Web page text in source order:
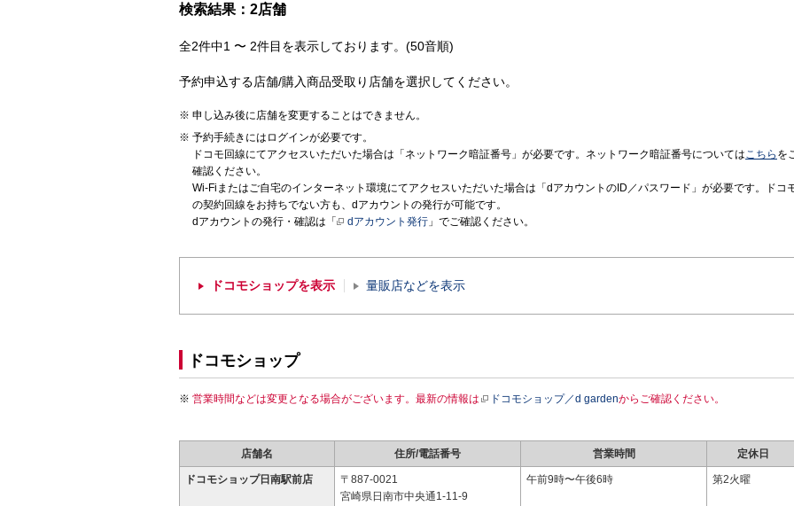
検索結果：2店舗
全2件中1 〜 2件目を表示しております。(50音順)
予約申込する店舗/購入商品受取り店舗を選択してください。
申し込み後に店舗を変更することはできません。
予約手続きにはログインが必要です。
ドコモ回線にてアクセスいただいた場合は「ネットワーク暗証番号」が必要です。ネットワーク暗証番号についてはこちら を
確認ください。
Wi-Fiまたはご自宅のインターネット環境にてアクセスいただいた場合は「dアカウントのID／パスワード」が必要です。ドコ
の契約回線をお持ちでない方も、dアカウントの発行が可能です。
dアカウントの発行・確認は「
dアカウント発行 」でご確認ください。
ドコモショップを表示 量販店などを表示
ドコモショップ
営業時間などは変更となる場合がございます。最新の情報は ドコモショップ／d gardenからご確認ください。
店舗名 住所/電話番号 営業時間 定休日
ドコモショップ日南駅前店
〒887-0021
宮崎県日南市中央通1-11-9
午前9時〜午後6時 第2火曜